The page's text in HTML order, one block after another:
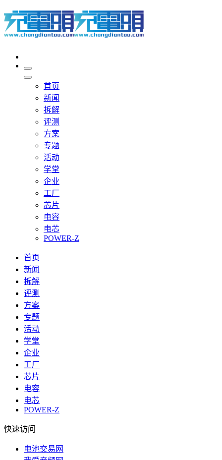
首页
新闻
拆解
评测
方案
专题
活动
学堂
企业
工厂
芯片
电容
电芯
POWER-Z
首页
新闻
拆解
评测
方案
专题
活动
学堂
企业
工厂
芯片
电容
电芯
POWER-Z
快速访问
电池交易网